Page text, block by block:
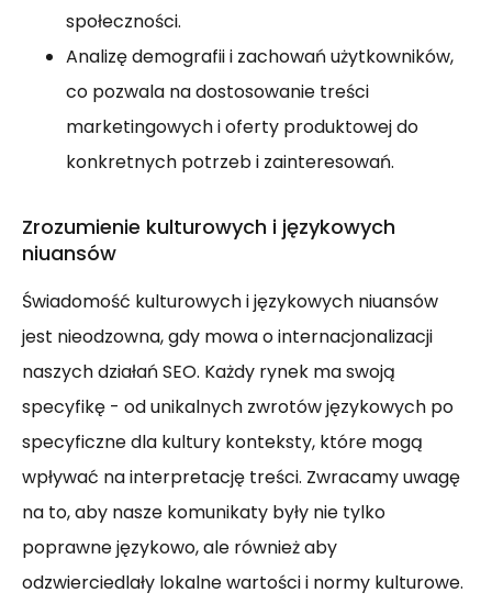
społeczności.
Analizę demografii i zachowań użytkowników,
co pozwala na dostosowanie treści
marketingowych i oferty produktowej do
konkretnych potrzeb i zainteresowań.
Zrozumienie kulturowych i językowych
niuansów
Świadomość kulturowych i językowych niuansów
jest nieodzowna, gdy mowa o internacjonalizacji
naszych działań SEO. Każdy rynek ma swoją
specyfikę - od unikalnych zwrotów językowych po
specyficzne dla kultury konteksty, które mogą
wpływać na interpretację treści. Zwracamy uwagę
na to, aby nasze komunikaty były nie tylko
poprawne językowo, ale również aby
odzwierciedlały lokalne wartości i normy kulturowe.